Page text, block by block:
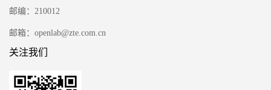
邮编：210012
邮箱：openlab@zte.com.cn
关注我们